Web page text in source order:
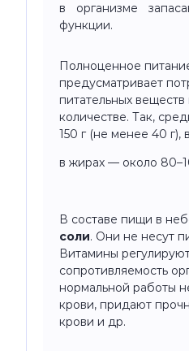
в организме
функции.
Полноценное
предусматривает
питательных
количестве. Так,
150 г (не менее 40 г),
в жирах — около
В составе пищи в
соли. Они не несут
Витамины
сопротивляемость
нормальной работы
крови, придают
крови и др.